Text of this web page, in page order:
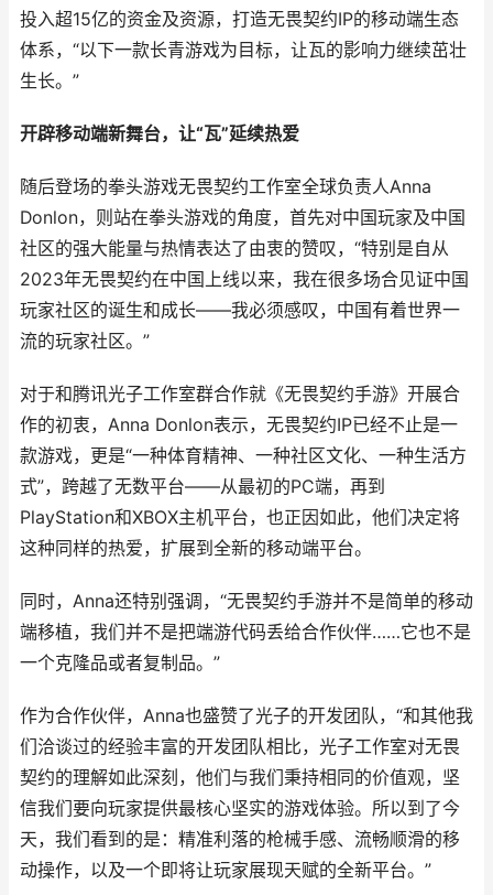
投入超15亿的资金及资源，打造无畏契约IP的移动端生态
体系，“以下一款长青游戏为目标，让瓦的影响力继续茁壮
生长。”
开辟移动端新舞台，让“瓦”延续热爱
随后登场的拳头游戏无畏契约工作室全球负责人Anna
Donlon，则站在拳头游戏的角度，首先对中国玩家及中国
社区的强大能量与热情表达了由衷的赞叹，“特别是自从
2023年无畏契约在中国上线以来，我在很多场合见证中国
玩家社区的诞生和成长——我必须感叹，中国有着世界一
流的玩家社区。”
对于和腾讯光子工作室群合作就《无畏契约手游》开展合
作的初衷，Anna Donlon表示，无畏契约IP已经不止是一
款游戏，更是“一种体育精神、一种社区文化、一种生活方
式”，跨越了无数平台——从最初的PC端，再到
PlayStation和XBOX主机平台，也正因如此，他们决定将
这种同样的热爱，扩展到全新的移动端平台。
同时，Anna还特别强调，“无畏契约手游并不是简单的移动
端移植，我们并不是把端游代码丢给合作伙伴……它也不是
一个克隆品或者复制品。”
作为合作伙伴，Anna也盛赞了光子的开发团队，“和其他我
们洽谈过的经验丰富的开发团队相比，光子工作室对无畏
契约的理解如此深刻，他们与我们秉持相同的价值观，坚
信我们要向玩家提供最核心坚实的游戏体验。所以到了今
天，我们看到的是：精准利落的枪械手感、流畅顺滑的移
动操作，以及一个即将让玩家展现天赋的全新平台。”